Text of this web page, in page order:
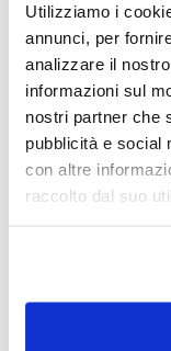
Utilizziamo i
annunci, per
analizzare il
informazioni sul
nostri partner che
pubblicità e social
con altre
raccolto dal suo
Vashem che li ha
questo elaborato
immedesimati in
come loro, per
quando la
all’altro e per il
questi tragici fatti.